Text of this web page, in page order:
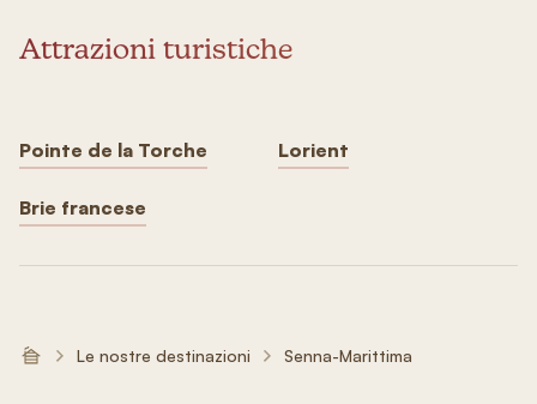
Attrazioni turistiche
Pointe de la Torche Lorient
Brie francese
Le nostre destinazioni Senna-Marittima